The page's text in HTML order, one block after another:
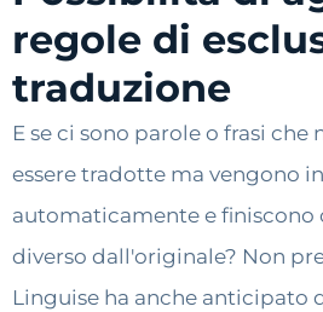
regole di
traduzione
E se ci sono parole o frasi
essere tradotte ma vengono
automaticamente e finiscono
diverso dall'originale? Non
Linguise ha anche anticipato